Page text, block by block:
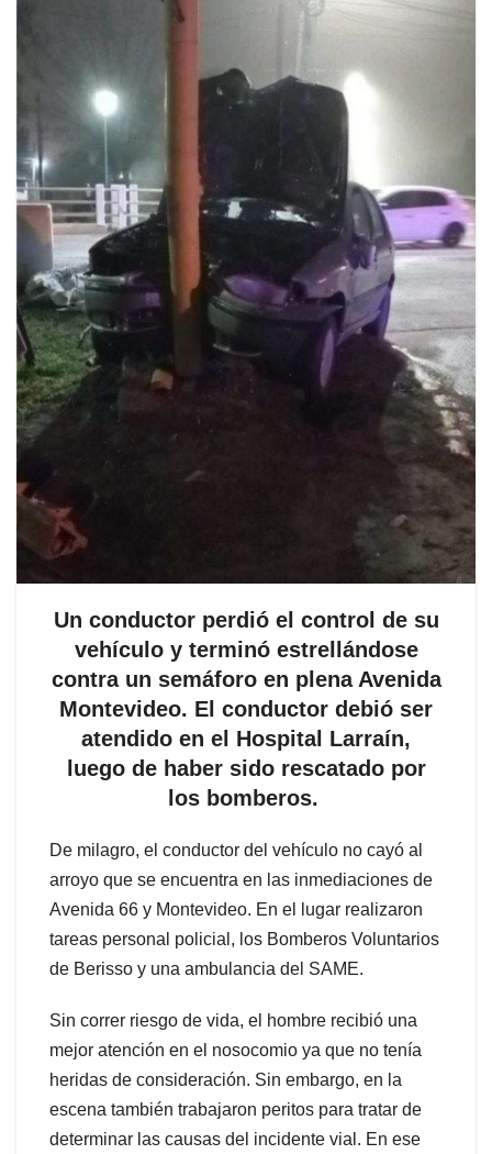
Un conductor perdió el control de su
vehículo y terminó estrellándose
contra un semáforo en plena Avenida
Montevideo. El conductor debió ser
atendido en el Hospital Larraín,
luego de haber sido rescatado por
los bomberos.
De milagro, el conductor del vehículo no cayó al
arroyo que se encuentra en las inmediaciones de
Avenida 66 y Montevideo. En el lugar realizaron
tareas personal policial, los Bomberos Voluntarios
de Berisso y una ambulancia del SAME.
Sin correr riesgo de vida, el hombre recibió una
mejor atención en el nosocomio ya que no tenía
heridas de consideración. Sin embargo, en la
escena también trabajaron peritos para tratar de
determinar las causas del incidente vial. En ese